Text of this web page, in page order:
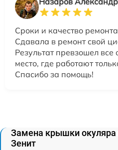
Сроки и качество
Сдавала в ремонт свой
Результат превзошел
место, где работают
Спасибо за помощь!
Замена крышки окуляра
Зенит